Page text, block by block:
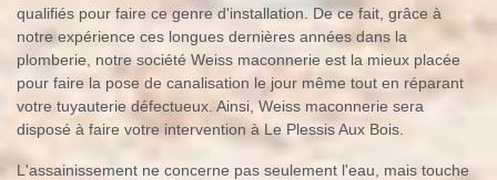
qualifiés pour faire ce genre d'installation. De ce fait, grâce à
notre expérience ces longues dernières années dans la
plomberie, notre société Weiss maconnerie est la mieux placée
pour faire la pose de canalisation le jour même tout en réparant
votre tuyauterie défectueux. Ainsi, Weiss maconnerie sera
disposé à faire votre intervention à Le Plessis Aux Bois.
L'assainissement ne concerne pas seulement l'eau, mais touche